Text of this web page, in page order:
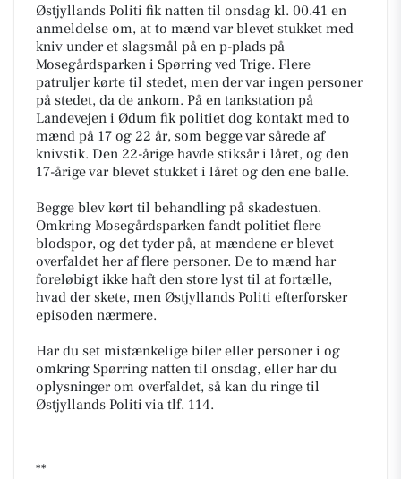
Østjyllands Politi fik natten til onsdag kl. 00.41 en
anmeldelse om, at to mænd var blevet stukket med
kniv under et slagsmål på en p-plads på
Mosegårdsparken i Spørring ved Trige. Flere
patruljer kørte til stedet, men der var ingen personer
på stedet, da de ankom. På en tankstation på
Landevejen i Ødum fik politiet dog kontakt med to
mænd på 17 og 22 år, som begge var sårede af
knivstik. Den 22-årige havde stiksår i låret, og den
17-årige var blevet stukket i låret og den ene balle.
Begge blev kørt til behandling på skadestuen.
Omkring Mosegårdsparken fandt politiet flere
blodspor, og det tyder på, at mændene er blevet
overfaldet her af flere personer. De to mænd har
foreløbigt ikke haft den store lyst til at fortælle,
hvad der skete, men Østjyllands Politi efterforsker
episoden nærmere.
Har du set mistænkelige biler eller personer i og
omkring Spørring natten til onsdag, eller har du
oplysninger om overfaldet, så kan du ringe til
Østjyllands Politi via tlf. 114.
**